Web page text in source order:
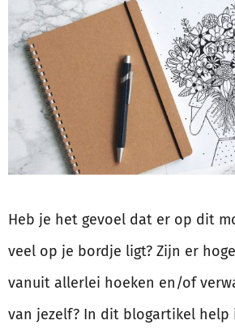
Heb je het gevoel dat er op dit
veel op je bordje ligt? Zijn er
vanuit allerlei hoeken en/of
van jezelf? In dit blogartikel help